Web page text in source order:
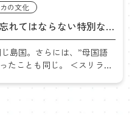
の文化
れてはならない特別な関
説の映像とAI生成
島国。さらには、”母国語
たことも同じ。 ＜スリラン
国家なのでタミル人はタミ